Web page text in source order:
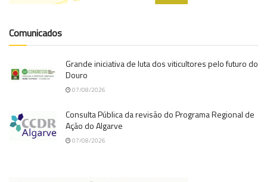
Comunicados
Grande iniciativa de luta dos viticultores pelo futuro do
Douro
07/08/2026
Consulta Pública da revisão do Programa Regional de
Ação do Algarve
07/08/2026